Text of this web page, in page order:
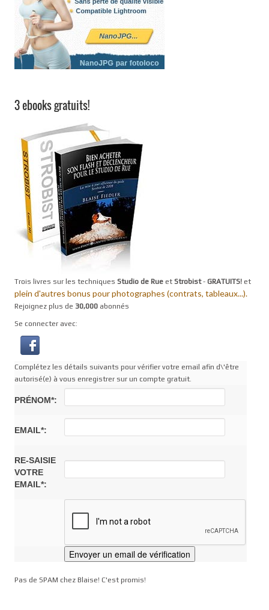
3 ebooks gratuits!
Trois livres sur les techniques Studio de Rue et Strobist- GRATUITS! et
plein d'autres bonus pour photographes (contrats, tableaux...).
Rejoignez plus de 30,000 abonnés
Se connecter avec:
Complétez les détails suivants pour vérifier votre email afin d\'être
autorisé(e) à vous enregistrer sur un compte gratuit.
PRÉNOM*:
EMAIL*:
RE-SAISIE
VOTRE
EMAIL*:
Pas de SPAM chez Blaise! C'est promis!